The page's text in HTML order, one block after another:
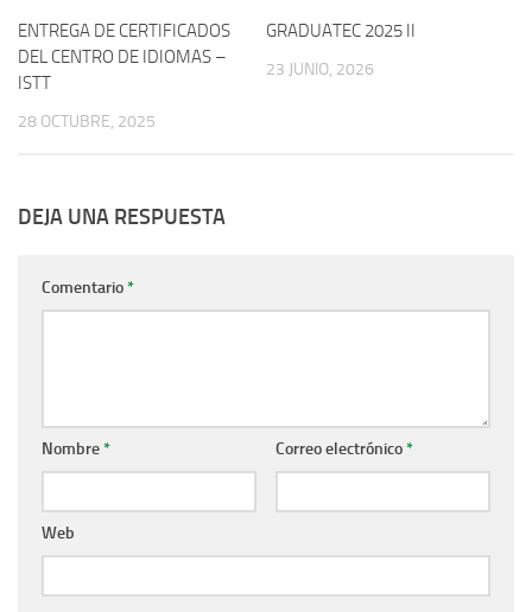
ENTREGA DE CERTIFICADOS
DEL CENTRO DE IDIOMAS –
ISTT
28 OCTUBRE, 2025
GRADUATEC 2025 II
23 JUNIO, 2026
DEJA UNA RESPUESTA
Comentario*
Nombre* Correo electrónico*
Web